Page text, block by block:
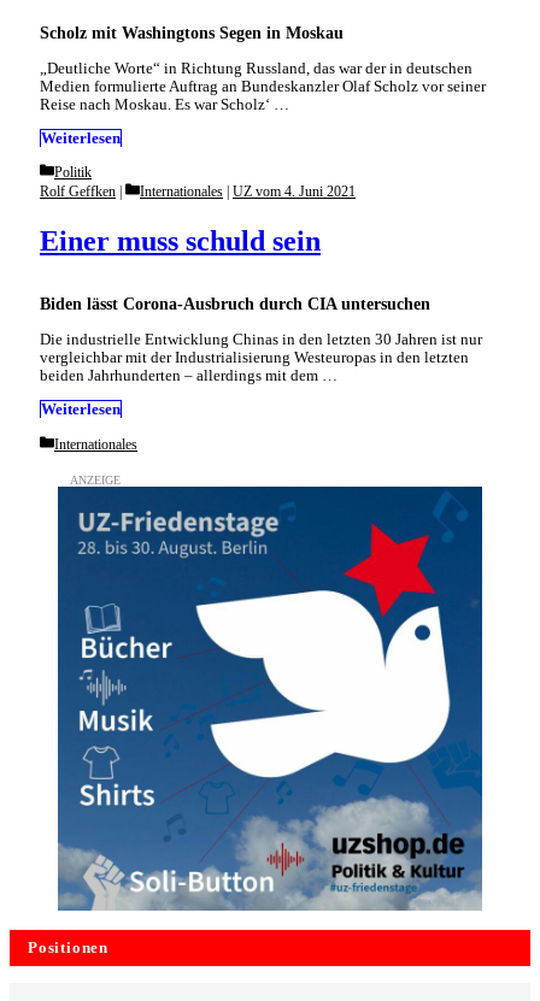
Scholz mit Washingtons Segen in Moskau
„Deutliche Worte“ in Richtung Russland, das war der in deutschen
Medien formulierte Auftrag an Bundeskanzler Olaf Scholz vor seiner
Reise nach Moskau. Es war Scholz‘ …
Weiterlesen
Categories
Politik
Biden lässt Corona-Ausbruch durch CIA untersuchen
Einer muss schuld sein
Rolf Geffken Categories
Internationales UZ vom 4. Juni 2021
Die industrielle Entwicklung Chinas in den letzten 30 Jahren ist nur
vergleichbar mit der Industrialisierung Westeuropas in den letzten
beiden Jahrhunderten – allerdings mit dem …
Weiterlesen
Categories
Internationales
Positionen